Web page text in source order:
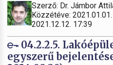
Szerző: Dr. Jámbor
Közzétéve:
2021.12.12. 17:39
04.2.2.5.
egyszerű